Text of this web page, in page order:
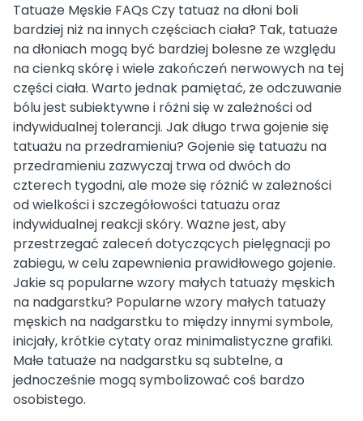
Tatuaże Męskie FAQs Czy tatuaż na dłoni boli
bardziej niż na innych częściach ciała? Tak, tatuaże
na dłoniach mogą być bardziej bolesne ze względu
na cienką skórę i wiele zakończeń nerwowych na tej
części ciała. Warto jednak pamiętać, że odczuwanie
bólu jest subiektywne i różni się w zależności od
indywidualnej tolerancji. Jak długo trwa gojenie się
tatuażu na przedramieniu? Gojenie się tatuażu na
przedramieniu zazwyczaj trwa od dwóch do
czterech tygodni, ale może się różnić w zależności
od wielkości i szczegółowości tatuażu oraz
indywidualnej reakcji skóry. Ważne jest, aby
przestrzegać zaleceń dotyczących pielęgnacji po
zabiegu, w celu zapewnienia prawidłowego gojenie.
Jakie są popularne wzory małych tatuaży męskich
na nadgarstku? Popularne wzory małych tatuaży
męskich na nadgarstku to między innymi symbole,
inicjały, krótkie cytaty oraz minimalistyczne grafiki.
Małe tatuaże na nadgarstku są subtelne, a
jednocześnie mogą symbolizować coś bardzo
osobistego.